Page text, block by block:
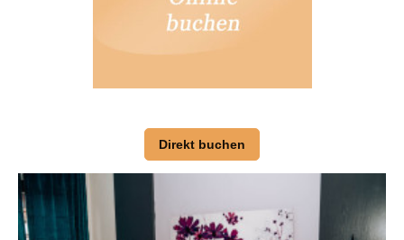
Direkt buchen